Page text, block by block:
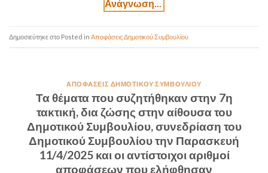
Posted in Αποφάσεις Δημοτικού Συμβουλίου
ΑΠΟΦΆΣΕΙΣ ΔΗΜΟΤΙΚΟΎ ΣΥΜΒΟΥΛΊΟΥ
Τα θέματα που συζητήθηκαν στην 7η
τακτική, δια ζώσης στην αίθουσα του
Δημοτικού Συμβουλίου, συνεδρίαση του
Δημοτικού Συμβουλίου την Παρασκευή
11/4/2025 και οι αντίστοιχοι αριθμοί
αποφάσεων που ελήφθησαν